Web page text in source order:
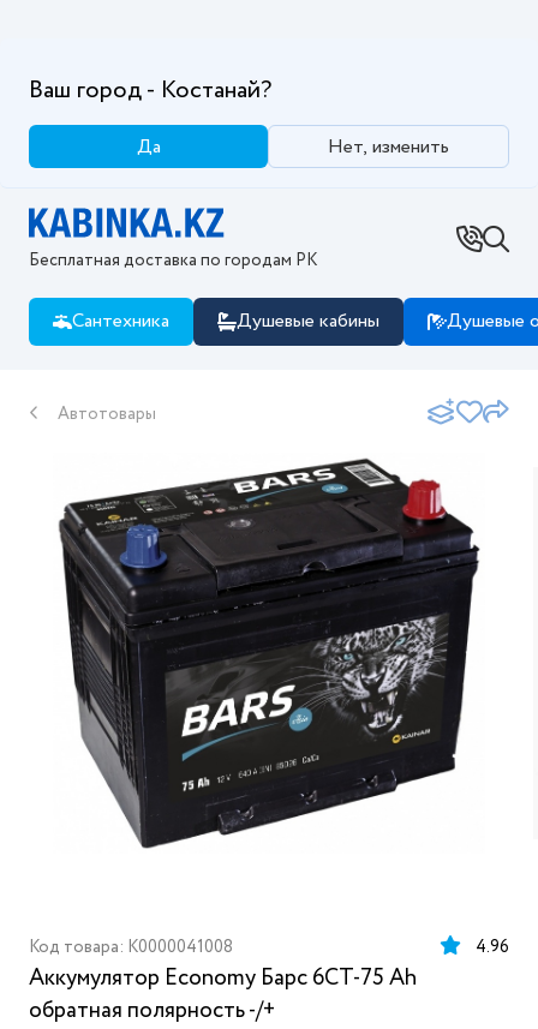
Ваш город - Костанай?
Да Нет, изменить
Бесплатная доставка по городам РК
Сантехника Душевые кабины Душевые
Автотовары
Код товара: K0000041008 4.96
Аккумулятор Economy Барс 6СТ-75 Ah
обратная полярность -/+